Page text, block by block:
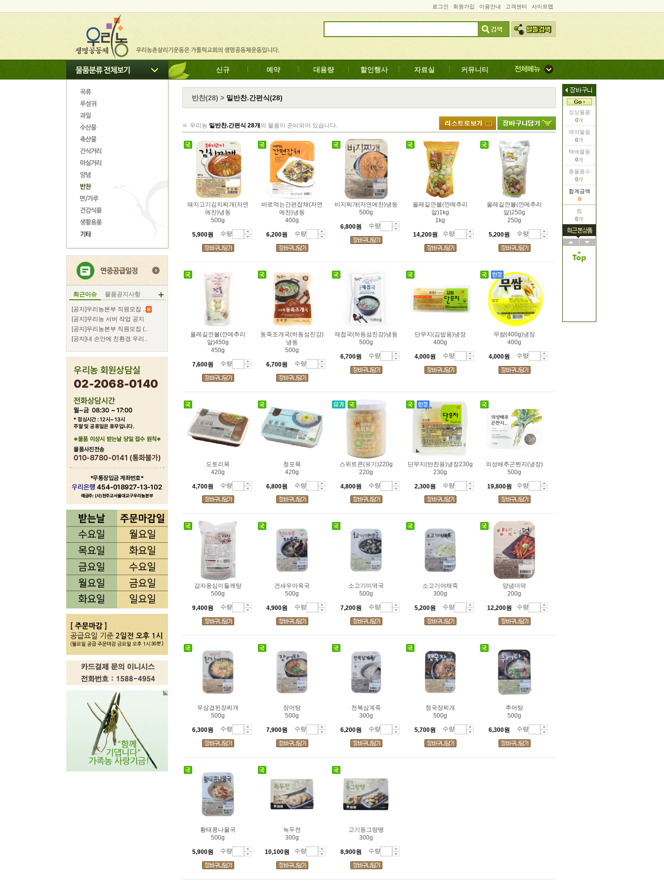
로그인 회원가입 이용안내 고객센터 사이트맵
신규 예약 대용량 할인행사 자료실 커뮤니티
정상물품
0개
예약물품
0개
택배물품
0개
총물품수
0개
합계금액
0
찜
0개
최근이슈 물품공지사항
[공지]우리농본부 직원모집 ..
[공지]우리농 서버 작업 공지
[공지]우리농본부 직원모집 (..
[공지]내 손안에 친환경 우리..
반찬(28) > 밑반찬.간편식(28)
우리농 밑반찬.간편식 28개 의 물품이 준비되어 있습니다.
돼지고기김치찌개(자연
에찬)냉동
500g
5,900원 수량
바로먹는간편잡채(자연
에찬)냉동
400g
6,200원 수량
비지찌개(자연에찬)냉동
500g
6,800원 수량
올레길깐볼(깐메추리
알)1kg
1kg
14,200원 수량
올레길깐볼(깐메추리
알)250g
250g
5,200원 수량
올레길깐볼(깐메추리
알)450g
450g
7,600원 수량
동죽조개국(하동섬진강)
냉동
500g
6,700원 수량
재첩국(하동섬진강)냉동
500g
6,700원 수량
단무지(김밥용)냉장
400g
4,000원 수량
무쌈(400g)냉장
400g
4,000원 수량
도토리묵
420g
4,700원 수량
청포묵
420g
6,800원 수량
스위트콘(유기)220g
220g
4,800원 수량
단무지(반찬용)냉장230g
230g
2,300원 수량
의성배추곤짠지(냉장)
500g
19,800원 수량
감자옹심이들깨탕
500g
9,400원 수량
건새우아욱국
500g
4,900원 수량
소고기미역국
500g
7,200원 수량
소고기야채죽
300g
5,200원 수량
양념더덕
200g
12,200원 수량
우삼겹된장찌개
500g
6,300원 수량
장어탕
500g
7,900원 수량
전복삼계죽
300g
6,200원 수량
청국장찌개
500g
5,700원 수량
추어탕
500g
6,300원 수량
황태콩나물국
500g
5,900원 수량
녹두전
300g
10,100원 수량
고기동그랑땡
300g
8,900원 수량